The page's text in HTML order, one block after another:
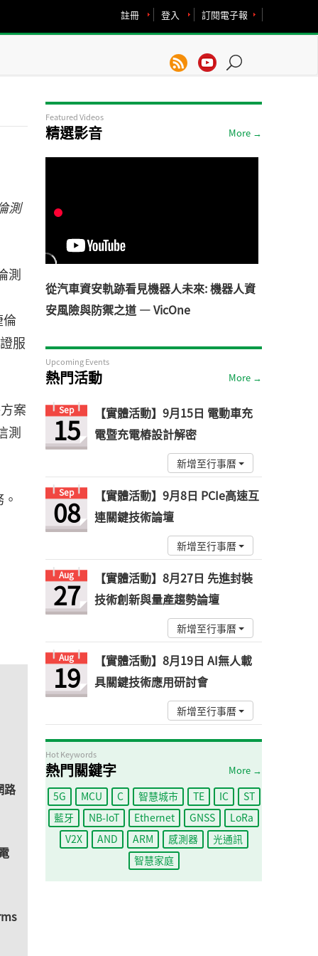
訂閱電子報
登入
註冊
測
測
服
案
測
路
Featured Videos
精選影音 More →
從汽車資安軌跡看見機器人未來: 機器人資
安風險與防禦之道 — VicOne
Upcoming Events
熱門活動 More →
Sep
15
【實體活動】9月15日 電動車充
電暨充電樁設計解密
新增至行事曆
Sep
08
【實體活動】9月8日 PCIe高速互
連關鍵技術論壇
新增至行事曆
Aug
27
【實體活動】8月27日 先進封裝
技術創新與量產趨勢論壇
新增至行事曆
Aug
19
【實體活動】8月19日 AI無人載
具關鍵技術應用研討會
新增至行事曆
Hot Keywords
熱門關鍵字 More →
5G MCU C 智慧城市 TE IC
ST
藍牙
NB-IoT Ethernet GNSS
LoRa
V2X
AND ARM 感測器
光通訊
智慧家庭